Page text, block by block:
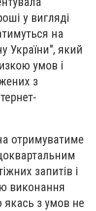
у вигляді
на
України", який
умов і
з
отримуватиме
запитів і
виконання
з умов не